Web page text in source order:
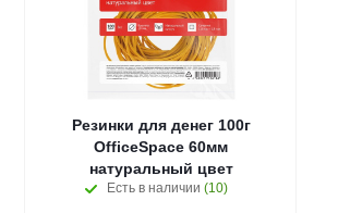
Резинки для денег 100г
OfficeSpace 60мм
натуральный цвет
Есть в наличии (10)